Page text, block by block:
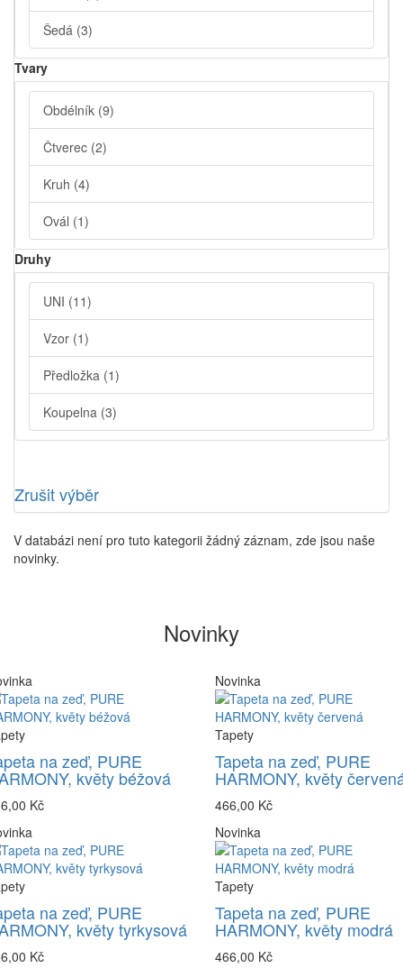
Šedá (3)
Tvary
Obdélník (9)
Čtverec (2)
Kruh (4)
Ovál (1)
Druhy
UNI (11)
Vzor (1)
Předložka (1)
Koupelna (3)
Zrušit výběr
V databázi není pro tuto kategorii žádný záznam, zde jsou naše
novinky.
Novinky
na zeď, PURE
květy béžová
Kč
Novinka
Tapety
Tapeta na zeď, PURE
HARMONY, květy
466,00 Kč
na zeď, PURE
květy tyrkysová
Kč
Novinka
Tapety
Tapeta na zeď, PURE
HARMONY, květy modrá
466,00 Kč